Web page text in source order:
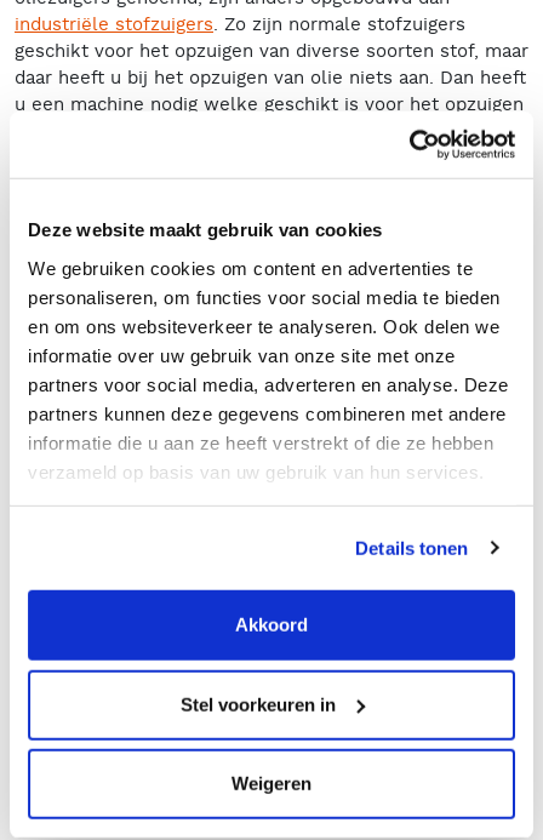
Deze website maakt gebruik van cookies
We gebruiken cookies om content en advertenties te
personaliseren, om functies voor social media te bieden
en om ons websiteverkeer te analyseren. Ook delen we
informatie over uw gebruik van onze site met onze
partners voor social media, adverteren en analyse. Deze
partners kunnen deze gegevens combineren met andere
informatie die u aan ze heeft verstrekt of die ze hebben
verzameld op basis van uw gebruik van hun services.
Details tonen
Akkoord
Stel voorkeuren in
Weigeren
industriële stofzuigers. Zo zijn normale stofzuigers
geschikt voor het opzuigen van diverse soorten stof, maar
daar heeft u bij het opzuigen van olie niets aan. Dan heeft
u een machine nodig welke geschikt is voor het opzuigen
van olie, spanen, sludge en andere vloeistoffen. Een
oliezuiger is voorzien van een ander soort filtersysteem
welke gespecificeerd is voor het opzuigen van vloeistof.
Olie hergebruiken
Bij Rentimo beschikken we over oliezuigers welke
voorzien zijn van een spanenzeef, zodat u olie verwikkeld
met spanen óók kunt opzuigen. De opgezogen olie en
spanen worden direct gefilterd. De spanen worden apart
afgevangen in een spanenzeef, waardoor er schone olie in
de opvangcontainer terecht komt. Wilt u de olie
hergebruiken? Dan is dat zeker mogelijk met onze
machines!
Naast het kunnen hergebruiken van opgezogen olie,
hebben onze oliezuigers meer voordelen:
Efficiëntie:
dit zeer snel en effectief. Dit leidt tot snellere
schoonmaaktijden en minder stilstand.
Milieuvriendelijk:
wordt voor het opzuigen en verwijderen van olie,
helpt dit bijdragen aan het minimaliseren van
Een veilige werkomgeving:
en olievervuiling snel en effectief opgezogen worden,